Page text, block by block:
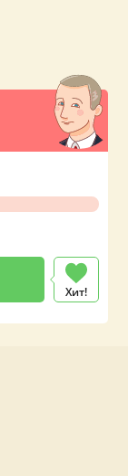
Ярослава
Хит!